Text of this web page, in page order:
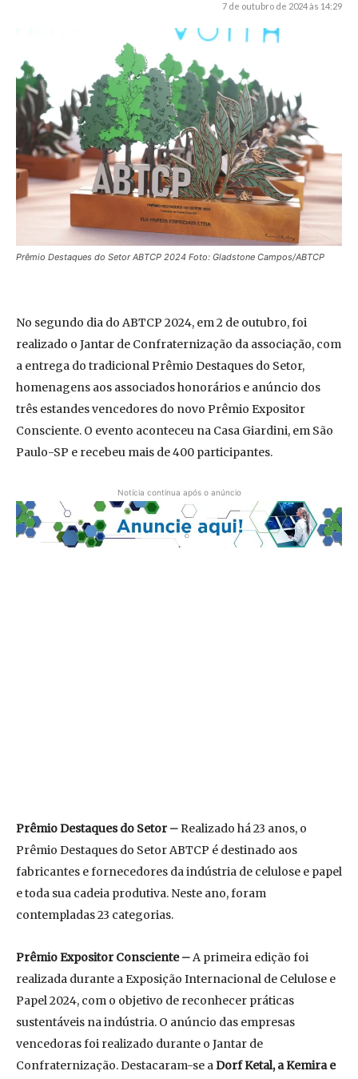
7 de outubro de 2024 às 14:29
Prêmio Destaques do Setor ABTCP 2024 Foto: Gladstone Campos/ABTCP
No segundo dia do ABTCP 2024, em 2 de outubro, foi
realizado o Jantar de Confraternização da associação, com
a entrega do tradicional Prêmio Destaques do Setor,
homenagens aos associados honorários e anúncio dos
três estandes vencedores do novo Prêmio Expositor
Consciente. O evento aconteceu na Casa Giardini, em São
Paulo-SP e recebeu mais de 400 participantes.
Notícia continua após o anúncio
Prêmio Destaques do Setor – Realizado há 23 anos, o
Prêmio Destaques do Setor ABTCP é destinado aos
fabricantes e fornecedores da indústria de celulose e papel
e toda sua cadeia produtiva. Neste ano, foram
contempladas 23 categorias.
Prêmio Expositor Consciente –A primeira edição foi
realizada durante a Exposição Internacional de Celulose e
Papel 2024, com o objetivo de reconhecer práticas
sustentáveis na indústria. O anúncio das empresas
vencedoras foi realizado durante o Jantar de
Confraternização. Destacaram-se aDorf Ketal, a Kemira e